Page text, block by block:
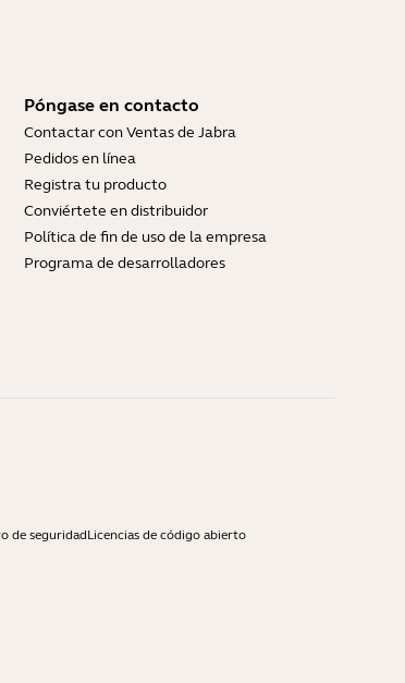
Póngase en contacto
Contactar con Ventas de Jabra
Pedidos en línea
Registra tu producto
Conviértete en distribuidor
Política de fin de uso de la empresa
Programa de desarrolladores
de seguridadLicencias de código abierto